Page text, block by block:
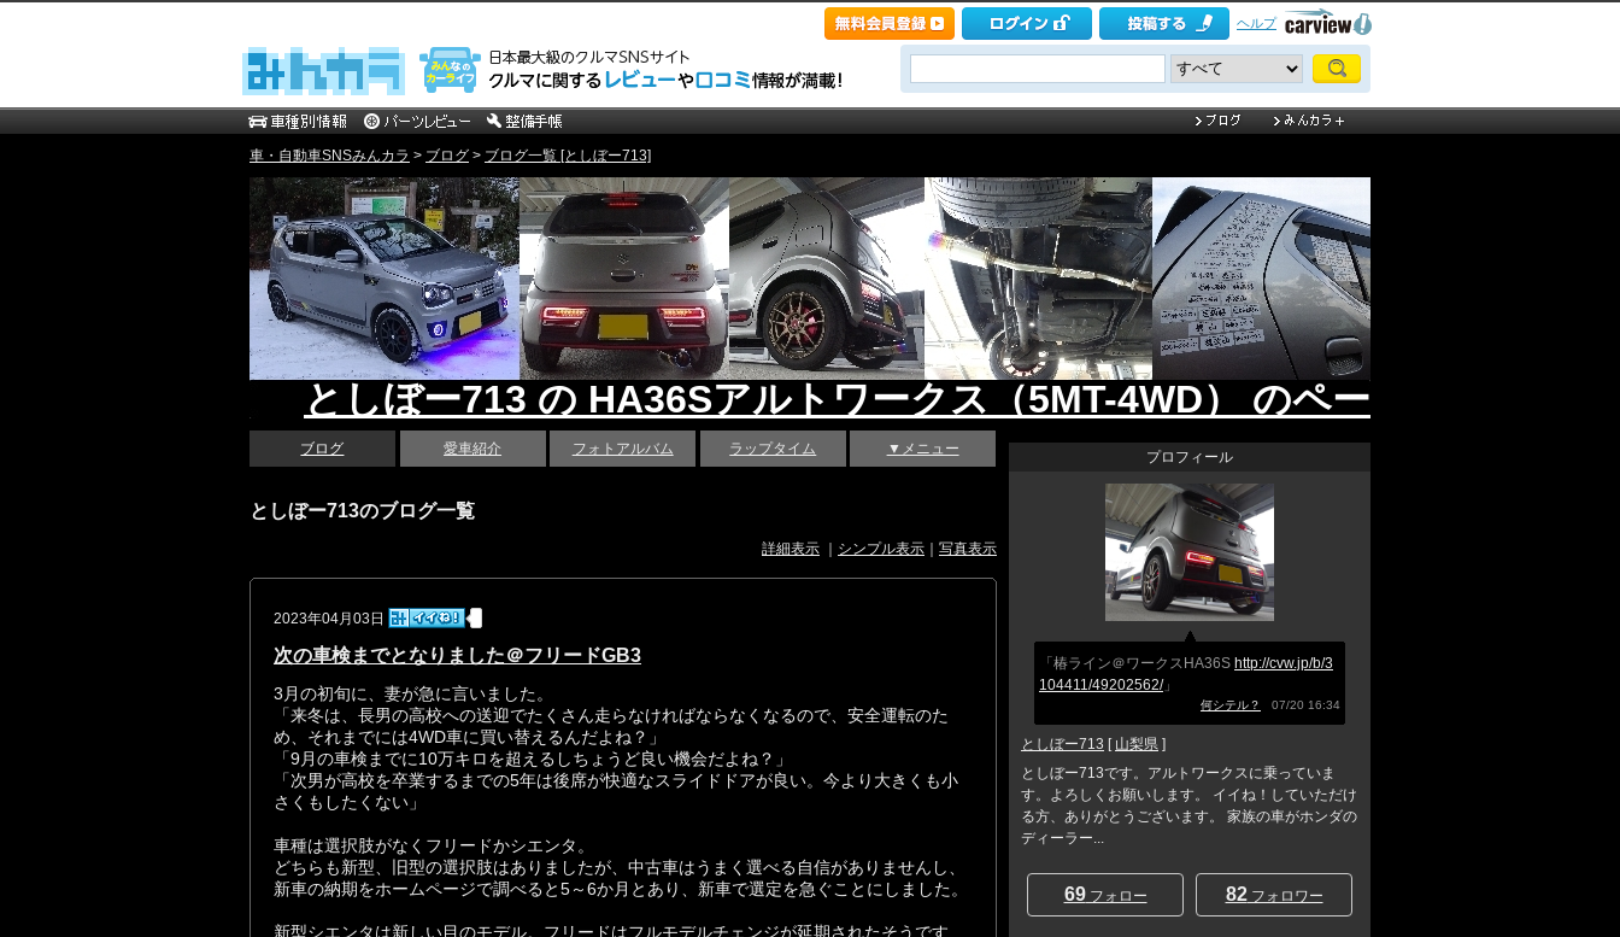
ヘルプ
車・自動車SNSみんカラ > ブログ > ブログ一覧 [としぼー713]
としぼー713 の HA36Sアルトワークス（5MT-4WD） のページ
ブログ 愛車紹介 フォトアルバム ラップタイム ▼メニュー
としぼー713のブログ一覧
詳細表示 シンプル表示 写真表示
2023年04月03日
次の車検までとなりました＠フリードGB3
3月の初旬に、妻が急に言いました。
「来冬は、長男の高校への送迎でたくさん走らなければならなくなるので、安全運転のた
め、それまでには4WD車に買い替えるんだよね？」
「9月の車検までに10万キロを超えるしちょうど良い機会だよね？」
「次男が高校を卒業するまでの5年は後席が快適なスライドドアが良い。今より大きくも小
さくもしたくない」
車種は選択肢がなくフリードかシエンタ。
どちらも新型、旧型の選択肢はありましたが、中古車はうまく選べる自信がありませんし、
新車の納期をホームページで調べると5～6か月とあり、新車で選定を急ぐことにしました。
新型シエンタは新しい目のモデル。フリードはフルモデルチェンジが延期されたそうです
プロフィール
「椿ライン＠ワークスHA36S http://cvw.jp/b/3
104411/49202562/」
何シテル？ 07/20 16:34
としぼー713 [ 山梨県 ]
としぼー713です。アルトワークスに乗っていま
す。よろしくお願いします。 イイね！していただけ
る方、ありがとうございます。 家族の車がホンダの
ディーラー...
69フォロー 82フォロワー